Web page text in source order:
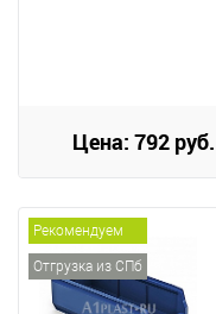
Цена: 792 руб.
Рекомендуем
Отгрузка из СПб